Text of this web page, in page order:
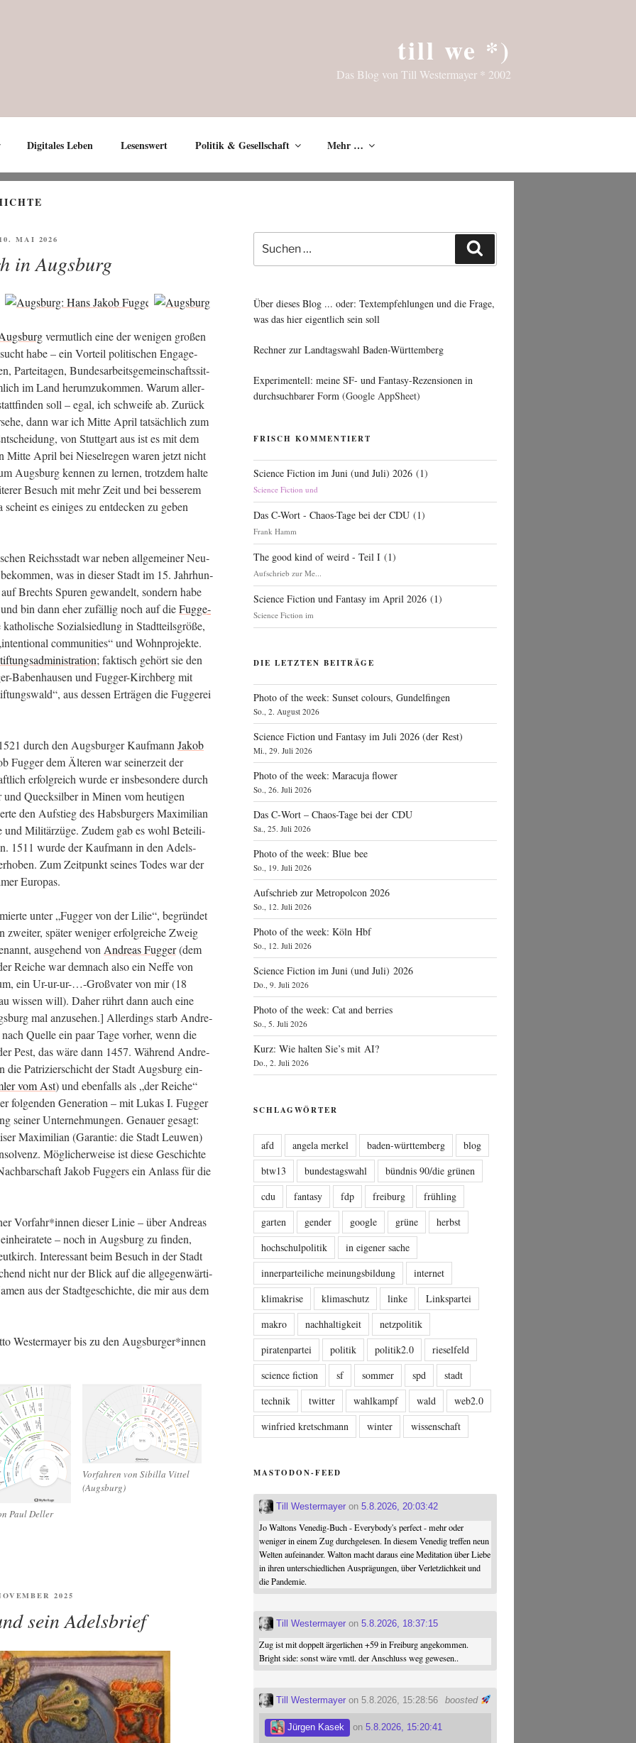
till we *)
Das Blog von Till Westermayer * 2002
Digitales Leben Lesenswert Politik & Gesellschaft Mehr …
MAI 2026
in Augsburg
ver­mut­lich eine der weni­gen gro­ßen
habe – ein Vor­teil poli­ti­schen Enga­ge­
Par­tei­ta­gen, Bun­des­ar­beits­ge­mein­schafts­sit­
im Land her­um­zu­kom­men. War­um aller­
soll – egal, ich schwei­fe ab. Zurück
dann war ich Mit­te April tat­säch­lich zum
von Stutt­gart aus ist es mit dem
Mit­te April bei Nie­sel­re­gen waren jetzt nicht
Augs­burg ken­nen zu ler­nen, trotz­dem hal­te
Besuch mit mehr Zeit und bei bes­se­rem
es eini­ges zu ent­de­cken zu geben
Reichs­stadt war neben all­ge­mei­ner Neu­
was in die­ser Stadt im 15. Jahr­hun­
Brechts Spu­ren gewan­delt, son­dern habe
bin dann eher zufäl­lig noch auf dieFug­ge­
Sozi­al­sied­lung in Stadt­teils­grö­ße,
com­mu­ni­ties“ und Wohn­pro­jek­te.
; fak­tisch gehört sie den
Baben­hau­sen und Fug­ger-Kirch­berg mit
aus des­sen Erträ­gen die Fug­ge­rei
durch den Augs­bur­ger Kauf­mann Jakob
Fug­ger dem Älte­ren war sei­ner­zeit der
erfolg­reich wur­de er ins­be­son­de­re durch
Queck­sil­ber in Minen vom heu­ti­gen
den Auf­stieg des Habs­bur­gers Maxi­mi­li­an
und Mili­tär­zü­ge. Zudem gab es wohl Betei­li­
1511 wur­de der Kauf­mann in den Adels­
Zum Zeit­punkt sei­nes Todes war der
Europas.
unter „Fug­ger von der Lilie“, begrün­det
zwei­ter, spä­ter weni­ger erfolg­rei­che Zweig
aus­ge­hend von Andre­as Fug­ger(dem
Rei­che war dem­nach also ein Nef­fe von
ein Ur-ur-ur-…-Großvater von mir (18
wis­sen will). Daher rührt dann auch eine
mal anzu­se­hen.] Aller­dings starb Andre­
Quel­le ein paar Tage vor­her, wenn die
Pest, das wäre dann 1457. Wäh­rend Andre­
die Patri­zi­er­schicht der Stadt Augs­burg ein­
vom Ast) und eben­falls als „der Rei­che“
fol­gen­den Gene­ra­ti­on – mit Lukas I. Fug­ger
sei­ner Unter­neh­mun­gen. Genau­er gesagt:
Maxi­mi­li­an (Garan­tie: die Stadt Leu­wen)
Mög­li­cher­wei­se ist die­se Geschich­te
Jakob Fug­gers ein Anlass für die
Vorfahr*innen die­ser Linie – über Andre­as
ein­hei­ra­te­te – noch in Augs­burg zu fin­den,
Inter­es­sant beim Besuch in der Stadt
nicht nur der Blick auf die all­ge­gen­wär­ti­
aus der Stadt­ge­schich­te, die mir aus dem
Wes­ter­may­er bis zu den Augsburger*innen
Paul Deller
Vor­fah­ren von Sibil­la Vit­tel
(Augs­burg)
2025
sein Adelsbrief
Suche
nach:
Über dieses Blog ... oder: Textempfehlungen und die Frage,
was das hier eigentlich sein soll
Rechner zur Landtagswahl Baden-Württemberg
Experimentell: meine SF- und Fantasy-Rezensionen in
durchsuchbarer Form (Google AppSheet)
FRISCH KOMMENTIERT
Science Fiction im Juni (und Juli) 2026 (1)
Science Fiction und
Das C-Wort - Chaos-Tage bei der CDU (1)
Frank Hamm
The good kind of weird - Teil I (1)
Aufschrieb zur Me...
Science Fiction und Fantasy im April 2026 (1)
Science Fiction im
DIE LETZTEN BEITRÄGE
Photo of the week: Sunset colours, Gundelfingen
So., 2. August 2026
Science Fiction und Fantasy im Juli 2026 (der Rest)
Mi., 29. Juli 2026
Photo of the week: Maracuja flower
So., 26. Juli 2026
Das C‑Wort – Chaos-Tage bei der CDU
Sa., 25. Juli 2026
Photo of the week: Blue bee
So., 19. Juli 2026
Aufschrieb zur Metropolcon 2026
So., 12. Juli 2026
Photo of the week: Köln Hbf
So., 12. Juli 2026
Science Fiction im Juni (und Juli) 2026
Do., 9. Juli 2026
Photo of the week: Cat and berries
So., 5. Juli 2026
Kurz: Wie halten Sie’s mit AI?
Do., 2. Juli 2026
SCHLAGWÖRTER
afd angela merkel baden-württemberg
blog
btw13
bundestagswahl
bündnis 90/die grünen
cdu
fantasy fdp freiburg
frühling
garten
gender google grüne
herbst
hochschulpolitik
in eigener sache
innerparteiliche meinungsbildung
internet
klimakrise
klimaschutz linke
Linkspartei
makro
nachhaltigkeit
netzpolitik
piratenpartei
politik politik2.0
rieselfeld
science fiction
sf sommer spd
stadt
technik
twitter wahlkampf wald
web2.0
winfried kretschmann
winter wissenschaft
MASTODON-FEED
Till Westermayer on5.8.2026, 20:03:42
Jo Waltons Venedig-Buch - Everybody's perfect - mehr oder
weniger in einem Zug durchgelesen. In diesem Venedig treffen neun
Welten aufeinander. Walton macht daraus eine Meditation über Liebe
in ihren unterschiedlichen Ausprägungen, über Verletzlichkeit und
die Pandemie.
Till Westermayer on5.8.2026, 18:37:15
Zug ist mit doppelt ärgerlichen +59 in Freiburg angekommen.
Bright side: sonst wäre vmtl. der Anschluss weg gewesen..
boosted
Till Westermayer on 5.8.2026, 15:28:56
Jürgen Kasek on5.8.2026, 15:20:41